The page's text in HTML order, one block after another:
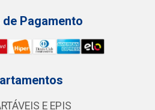
Pagamento
E EPIS